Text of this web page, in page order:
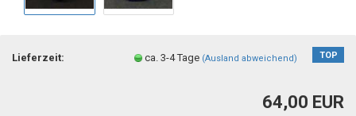
TOP
Lieferzeit: ca. 3-4 Tage (Ausland abweichend)
64,00 EUR